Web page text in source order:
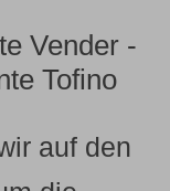
Vender -
Tofino
auf den